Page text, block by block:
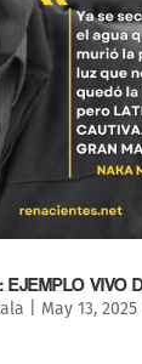
EJEMPLO VIVO
May 13, 2025